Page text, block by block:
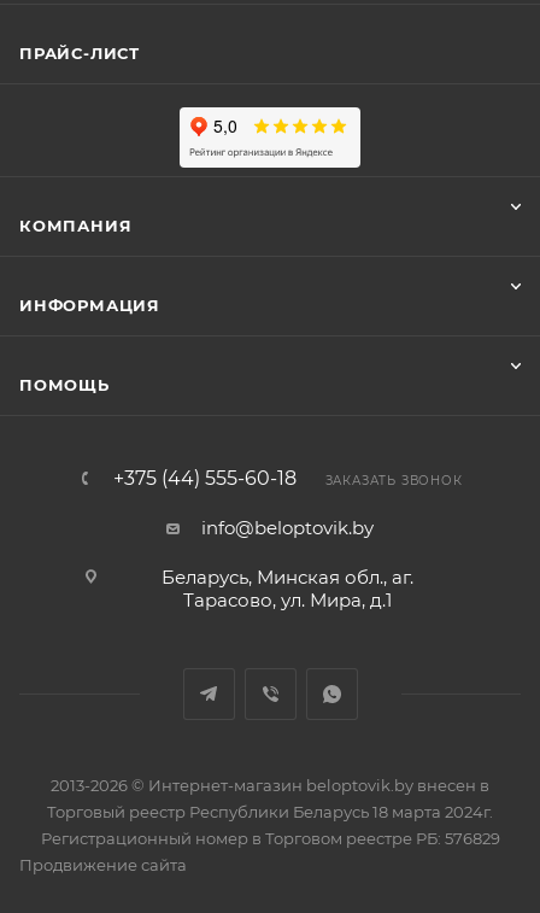
ПРАЙС-ЛИСТ
КОМПАНИЯ
ИНФОРМАЦИЯ
ПОМОЩЬ
+375 (44) 555-60-18 ЗАКАЗАТЬ ЗВОНОК
info@beloptovik.by
Беларусь, Минская обл., аг.
Тарасово, ул. Мира, д.1
2013-2026 © Интернет-магазин beloptovik.by внесен в
Торговый реестр Республики Беларусь 18 марта 2024г.
Регистрационный номер в Торговом реестре РБ: 576829
Продвижение сайта